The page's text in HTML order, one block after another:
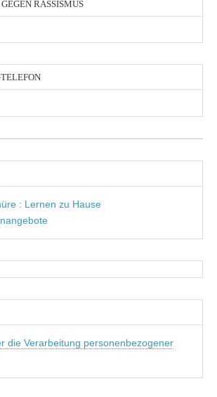
RASSISMUS
: Lernen zu Hause
die Verarbeitung personenbezogener